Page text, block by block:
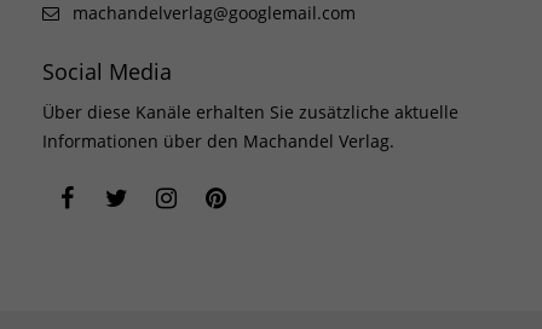
machandelverlag@googlemail.com
Social Media
Über diese Kanäle erhalten Sie zusätzliche aktuelle
Informationen über den Machandel Verlag.